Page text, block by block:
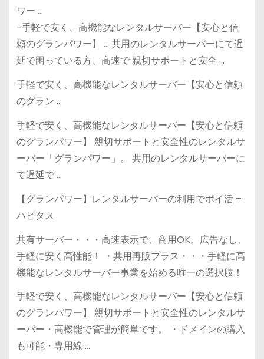
ワー …
-手軽で安く、高機能なレンタルサーバー【安心と信
頼のグランパワー】 … 共用のレンタルサーバーにて遅
延で困っている方、高速で 親切サポートと安全 …
手軽で安く、高機能なレンタルサーバー【安心と信頼
のグラン …
手軽で安く、高機能なレンタルサーバー【安心と信頼
のグランパワー】 親切サポートと安全性のレンタルサ
ーバー「グランパワー」。 共用のレンタルサーバーに
て遅延で …
【グランパワー】レンタルサーバーの利用でポイ活 –
ハピタス
共有サーバー・・・高速表示で、商用OK、広告なし、
手軽に安く高性能！ ・共用再販プラス・・・手軽に高
機能なレンタルサーバー事業を始める唯一の選択肢！
手軽で安く、高機能なレンタルサーバー【安心と信頼
のグランパワー】 親切サポートと安全性のレンタルサ
ーバー・高機能で管理が簡単です。 ・ドメインの購入
も可能・専用線 …